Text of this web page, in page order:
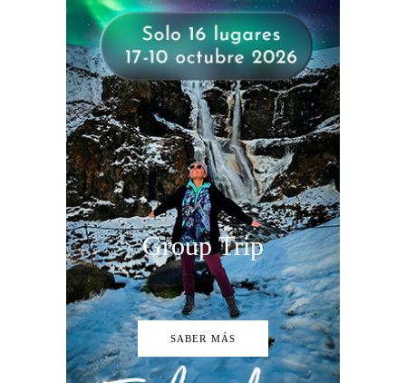
Group Trip
SABER MÁS